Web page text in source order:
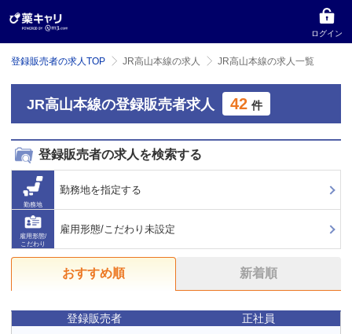
ログイン
登録販売者の求人TOP JR高山本線の求人 JR高山本線の求人一覧
JR高山本線の登録販売者求人 42 件
登録販売者の求人を検索する
勤務地
勤務地を指定する
雇用形態/
こだわり
雇用形態/こだわり未設定
おすすめ順 新着順
登録販売者 正社員